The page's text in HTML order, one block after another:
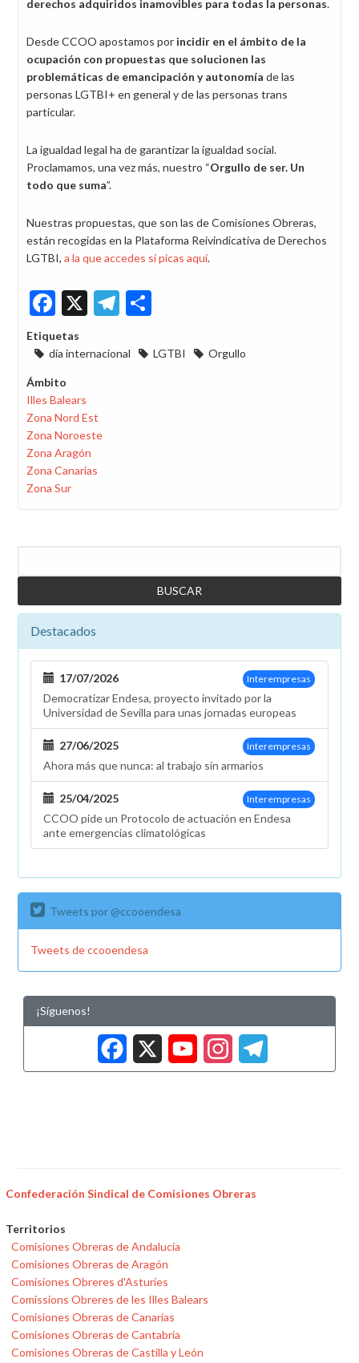
derechos adquiridos inamovibles para todas la personas.
Desde CCOO apostamos por incidir en el ámbito de la
ocupación con propuestas que solucionen las
problemáticas de emancipación y autonomía de las
personas LGTBI+ en general y de las personas trans
particular.
La igualdad legal ha de garantizar la igualdad social.
Proclamamos, una vez más, nuestro “Orgullo de ser. Un
todo que suma”.
Nuestras propuestas, que son las de Comisiones Obreras,
están recogidas en la Plataforma Reivindicativa de Derechos
LGTBI, a la que accedes si picas aquí.
Facebook
X Telegram
Etiquetas
día internacional
LGTBI Orgullo
Ámbito
Illes Balears
Zona Nord Est
Zona Noroeste
Zona Aragón
Zona Canarias
Zona Sur
Destacados
Interempresas
17/07/2026
Democratizar Endesa, proyecto invitado por la
Universidad de Sevilla para unas jornadas europeas
Interempresas
27/06/2025
Ahora más que nunca: al trabajo sin armarios
Interempresas
25/04/2025
CCOO pide un Protocolo de actuación en Endesa
ante emergencias climatológicas
Tweets por @ccooendesa
Tweets de ccooendesa
¡Síguenos!
Facebook
X
Confederación Sindical de Comisiones Obreras
Territorios
Comisiones Obreras de Andalucía
Comisiones Obreras de Aragón
Comisiones Obreres d'Asturies
Comissions Obreres de les Illes Balears
Comisiones Obreras de Canarias
Comisiones Obreras de Cantabria
Comisiones Obreras de Castilla y León